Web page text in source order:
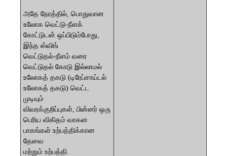
அதே நேரத்தில், பொதுவான
உலோக வெட்டு-நீளக்
கோட்டுடன் ஒப்பிடும்போது, ​​
இந்த ஸ்விங்
வெட்டுதல்-நீளம் வரை
வெட்டுதல் கோடு இல்லாமல்
உலோகத் தகடு (டிரேப்சாய்டல்
உலோகத் தகடு) வெட்ட
முடியும்
விவரக்குறிப்புகள், பின்னர் ஒரு
பெரிய விகிதம் வாகன
பாகங்கள் உற்பத்திக்கான
தேவை
மற்றும் உற்பத்தி.